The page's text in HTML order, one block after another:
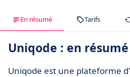
En résumé Tarifs
Uniqode : en résumé
Uniqode est une plateforme